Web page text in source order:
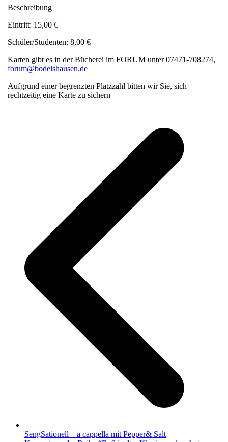
Beschreibung
Eintritt: 15,00 €
Schüler/Studenten: 8,00 €
Karten gibt es in der Bücherei im FORUM unter 07471-708274,
forum@bodelshausen.de
Aufgrund einer begrenzten Platzzahl bitten wir Sie, sich
rechtzeitig eine Karte zu sichern
SengSationell – a cappella mit Pepper& Salt